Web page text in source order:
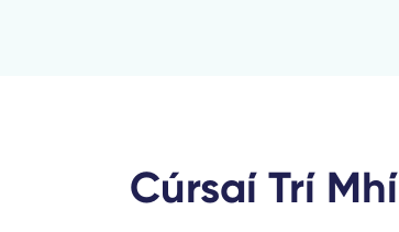
Cúrsaí Trí Mhí